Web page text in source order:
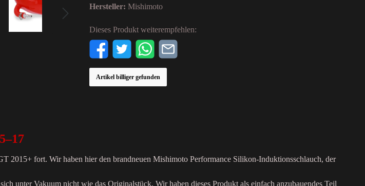
Hersteller:Mishimoto
Dieses Produkt weiterempfehlen:
Artikel billiger gefunden
2015+ fort. Wir haben hier den brandneuen Mishimoto Performance Silikon-Induktionsschlauch, der
unter Vakuum nicht wie das Originalstück. Wir haben dieses Produkt als einfach anzubauendes Teil